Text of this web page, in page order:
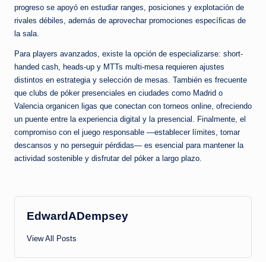
progreso se apoyó en estudiar ranges, posiciones y explotación de
rivales débiles, además de aprovechar promociones específicas de
la sala.
Para players avanzados, existe la opción de especializarse: short-
handed cash, heads-up y MTTs multi-mesa requieren ajustes
distintos en estrategia y selección de mesas. También es frecuente
que clubs de póker presenciales en ciudades como Madrid o
Valencia organicen ligas que conectan con torneos online, ofreciendo
un puente entre la experiencia digital y la presencial. Finalmente, el
compromiso con el juego responsable —establecer límites, tomar
descansos y no perseguir pérdidas— es esencial para mantener la
actividad sostenible y disfrutar del póker a largo plazo.
EdwardADempsey
View All Posts